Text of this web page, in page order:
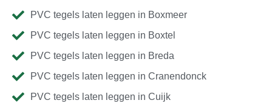
PVC tegels laten leggen in Boxmeer
PVC tegels laten leggen in Boxtel
PVC tegels laten leggen in Breda
PVC tegels laten leggen in Cranendonck
PVC tegels laten leggen in Cuijk